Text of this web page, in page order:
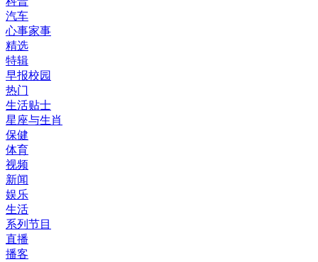
汽车
心事家事
精选
特辑
早报校园
热门
生活贴士
星座与生肖
保健
体育
视频
新闻
娱乐
生活
系列节目
直播
播客